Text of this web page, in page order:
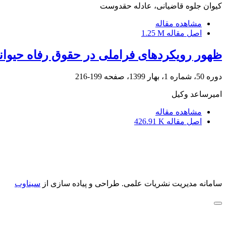
کیوان جلوه قاضیانی، عادله حقدوست
مشاهده مقاله
اصل مقاله 1.25 M
ظهور رویکردهای فراملی در حقوق رفاه
دوره 50، شماره 1، بهار 1399، صفحه 199-216
امیرساعد وکیل
مشاهده مقاله
اصل مقاله 426.91 K
سامانه مدیریت نشریات علمی. طراحی و پیاده سازی از سیناوب